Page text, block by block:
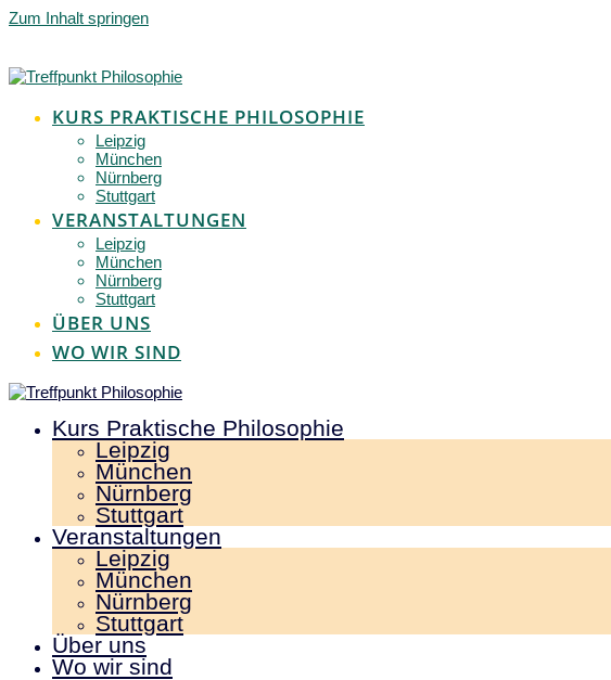
Zum Inhalt springen
KURS PRAKTISCHE PHILOSOPHIE
Leipzig
München
Nürnberg
Stuttgart
VERANSTALTUNGEN
Leipzig
München
Nürnberg
Stuttgart
ÜBER UNS
WO WIR SIND
Kurs Praktische Philosophie
Leipzig
München
Nürnberg
Stuttgart
Veranstaltungen
Leipzig
München
Nürnberg
Stuttgart
Über uns
Wo wir sind